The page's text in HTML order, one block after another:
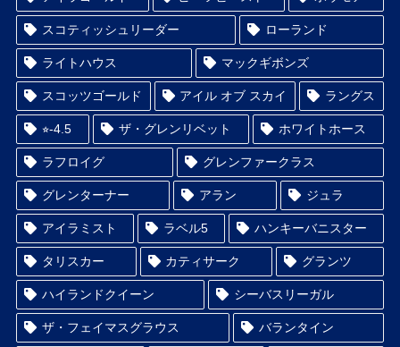
スコティッシュリーダー ローランド
ライトハウス マックギボンズ
スコッツゴールド アイル オブ スカイ ラングス
⭐︎-4.5 ザ・グレンリベット ホワイトホース
ラフロイグ グレンファークラス
グレンターナー アラン ジュラ
アイラミスト ラベル5 ハンキーバニスター
タリスカー カティサーク グランツ
ハイランドクイーン シーバスリーガル
ザ・フェイマスグラウス バランタイン